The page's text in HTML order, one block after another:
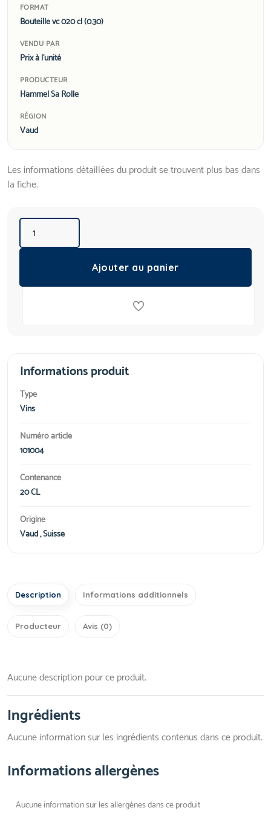
FORMAT
Bouteille vc 020 cl (0.30)
VENDU PAR
Prix à l'unité
PRODUCTEUR
Hammel Sa Rolle
RÉGION
Vaud
Les informations détaillées du produit se trouvent plus bas dans
la fiche.
Ajouter au panier
Informations produit
Type
Vins
Numéro article
101004
Contenance
20 CL
Origine
Vaud , Suisse
Description Informations additionnels
Producteur Avis (0)
Aucune description pour ce produit.
Ingrédients
Aucune information sur les ingrédients contenus dans ce produit.
Informations allergènes
Aucune information sur les allergènes dans ce produit